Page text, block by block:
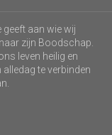
geeft aan wie wij
zijn Boodschap.
leven heilig en
te verbinden